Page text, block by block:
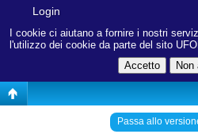
I cookie ci aiutano a fornire i nostri
l'utilizzo dei cookie da parte del sito
Login
Passa allo